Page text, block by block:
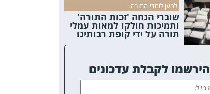
למען לומדי התורה:
שוברי הנחה 'זכות התורה'
ותמיכות חולקו למאות עמלי
תורה על ידי קופת רבותינו
הירשמו לקבלת עדכונים